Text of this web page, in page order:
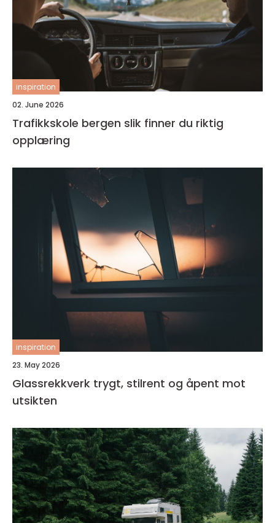
inspiration
02. June 2026
Trafikkskole bergen slik finner du riktig
opplæring
inspiration
23. May 2026
Glassrekkverk trygt, stilrent og åpent mot
utsikten